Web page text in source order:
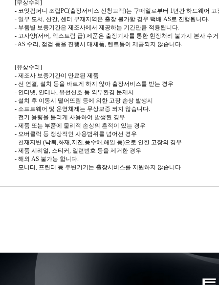
[무상수리 ]
- 코잇컴퍼니 조립PC(출장서비스 신청고객)는 구매일로부터 1년간 하드웨어 고
- 일부 도서, 산간, 센터 부재지역은 출장 불가할 경우 택배 AS로 진행됩니다.
- 부품별 보증기간은 제조사에서 제공하는 기간만큼 적용됩니다.
- 고사양(서버, 익스트림 급) 제품은 출장기사를 통한 현장처리 불가시 본사 수
- AS 수리 , 점검 등을 진행시 대체품, 렌트등이 제공되지 않습니다.
[유상수리 ]
- 제조사 보증기간이 만료된 제품
- 선 연결, 설치 등을 바르게 하지 않아 출장서비스를 받는 경우
- 인터넷, 안테나, 유선신호 등 외부환경 문제시
- 설치 후 이동시 떨어뜨림 등에 의한 고장 손상 발생시
- 소프트웨어 및 운영체제는 무상보증 되지 않습니다.
- 전기 용량을 틀리게 사용하여 발생된 경우
- 제품 또는 부품에 물리적 손상의 흔적이 있는 경우
- 오버클럭 등 정상적인 사용범위를 넘어선 경우
- 천재지변 (낙뢰 ,화재,지진,풍수해,해일 등)으로 인한 고장의 경우
- 제품 시리얼, 스티커, 일련번호 등을 제거한 경우
- 해외 AS 불가능 합니다.
- 모니터, 프린터 등 주변기기는 출장서비스를 지원하지 않습니다.